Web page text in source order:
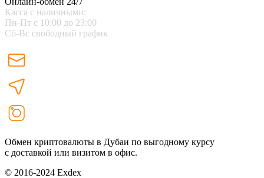
Касса с наличными:
Пн-Пт с 10:00 до 23:00
Сб-Вс свободный график
Обмен криптовалюты в Дубаи по выгодному курсу
с доставкой или визитом в офис.
© 2016-2024 Exdex